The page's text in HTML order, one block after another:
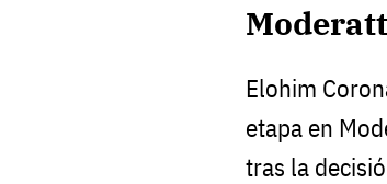
Elohim
etapa en
tras la